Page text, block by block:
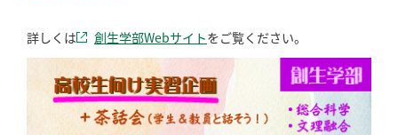
詳しくは 創生学部Webサイトをご覧ください。